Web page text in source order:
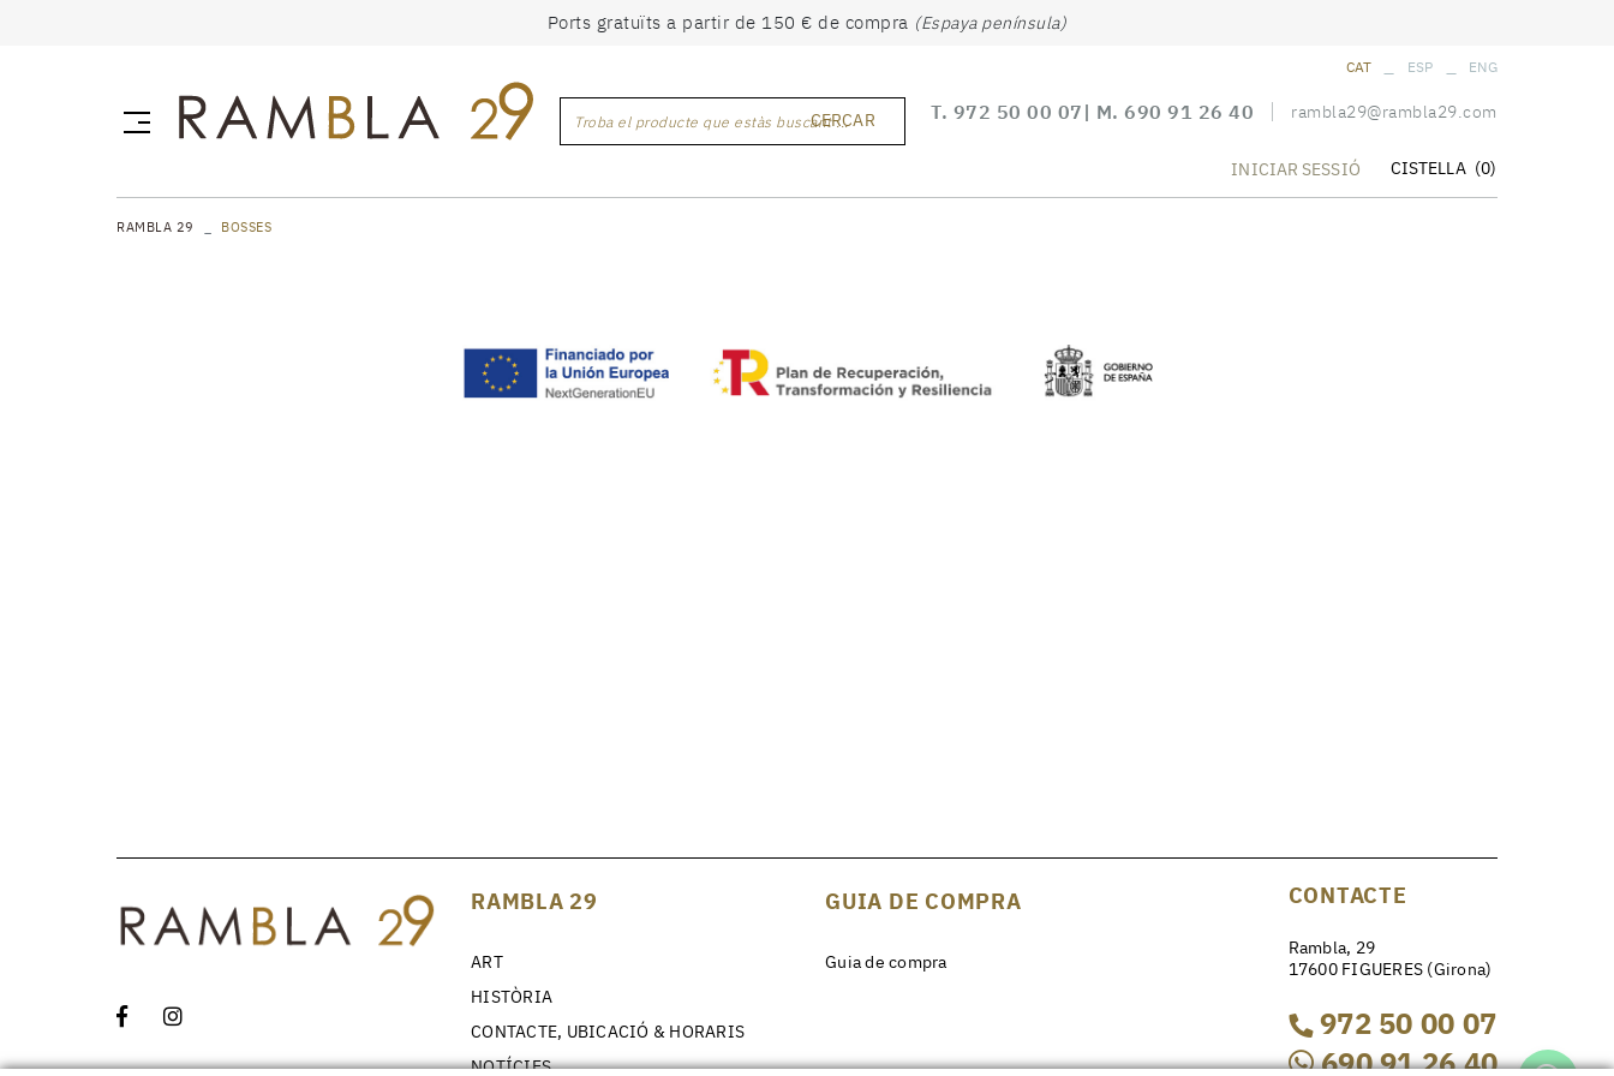
Ports gratuïts a partir de 150 € de compra (Espaya península)
Troba el producte que estàs buscant ...
CERCAR
CAT ESP ENG
T. 972 50 00 07 | M. 690 91 26 40 rambla29@rambla29.com
INICIAR SESSIÓ CISTELLA (0)
RAMBLA 29 BOSSES
RAMBLA 29
ART
HISTÒRIA
CONTACTE, UBICACIÓ & HORARIS
NOTÍCIES
GUIA DE COMPRA
Guia de compra
CONTACTE
Rambla, 29
17600 FIGUERES (Girona)
972 50 00 07
690 91 26 40